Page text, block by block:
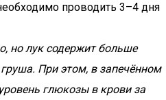
проводить 3–4 дня
но лук содержит больше
При этом, в запечённом
глюкозы в крови за